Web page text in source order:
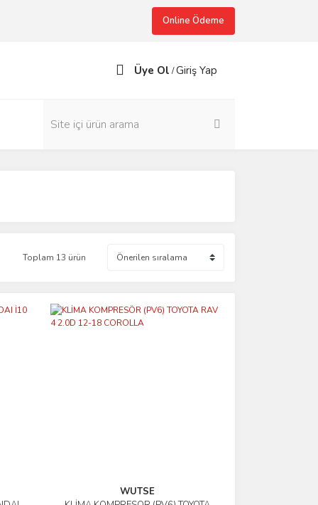
Online Ödeme
Üye Ol /Giriş Yap
Toplam 13 ürün
WUTSE